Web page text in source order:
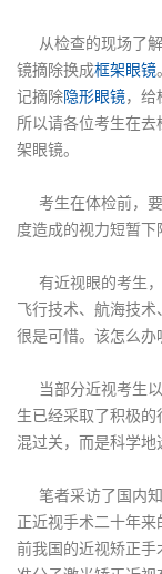
从检查的现场了解
镜摘除换成框架眼镜
记摘除隐形眼镜，给
所以请各位考生在
架眼镜。
考生在体检前，要
度造成的视力短暂下
有近视眼的考生，
飞行技术、航海技术
很是可惜。该怎么办
当部分近视考生以
生已经采取了积极
混过关，而是科学地
笔者采访了国内知
正近视手术二十年
前我国的近视矫正手